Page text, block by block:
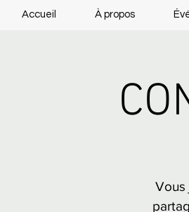
Accueil À propos
Vous